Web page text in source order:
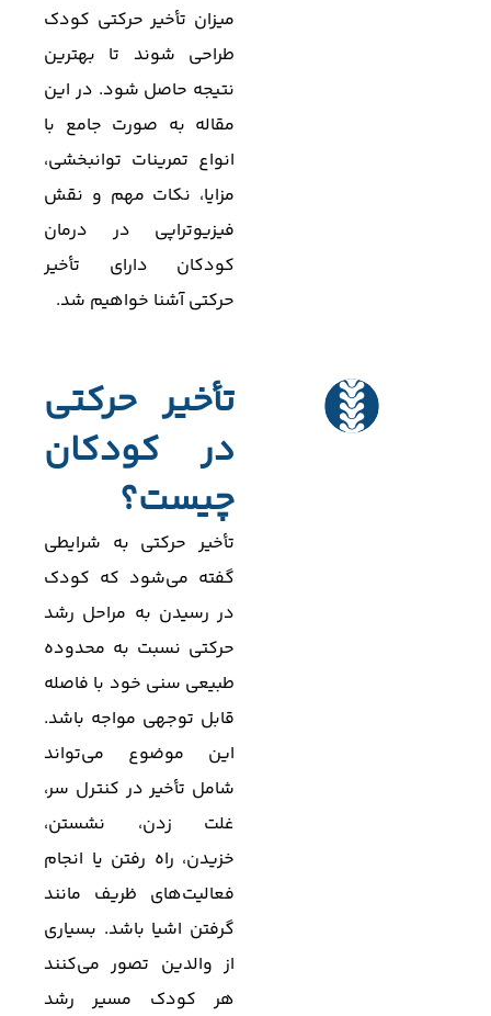
میزان تأخیر حرکتی کودک
طراحی شوند تا بهترین
نتیجه حاصل شود. در این
مقاله به صورت جامع با
انواع تمرینات توانبخشی،
مزایا، نکات مهم و نقش
فیزیوتراپی در درمان
کودکان دارای تأخیر
حرکتی آشنا خواهیم شد.
تأخیر حرکتی
در کودکان
چیست؟
تأخیر حرکتی به شرایطی
گفته می‌شود که کودک
در رسیدن به مراحل رشد
حرکتی نسبت به محدوده
طبیعی سنی خود با فاصله
قابل توجهی مواجه باشد.
این موضوع می‌تواند
شامل تأخیر در کنترل سر،
غلت زدن، نشستن،
خزیدن، راه رفتن یا انجام
فعالیت‌های ظریف مانند
گرفتن اشیا باشد. بسیاری
از والدین تصور می‌کنند
هر کودک مسیر رشد